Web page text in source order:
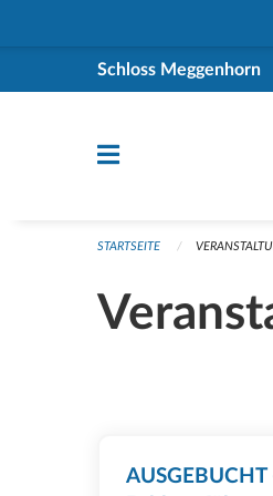
Schloss Meggenhorn
STARTSEITE